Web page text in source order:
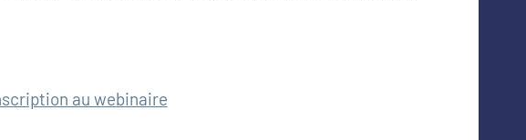
au webinaire